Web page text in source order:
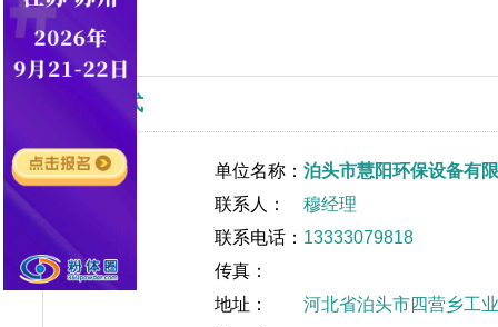
联系方式
单位名称： 泊头市慧阳环保设备有
联系人：
穆经理
联系电话： 13333079818
传真：
地址：
河北省泊头市四营乡工